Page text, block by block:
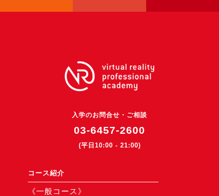
入学のお問合せ・ご相談
03-6457-2600
(平日10:00 - 21:00)
コース紹介
《一般コース》